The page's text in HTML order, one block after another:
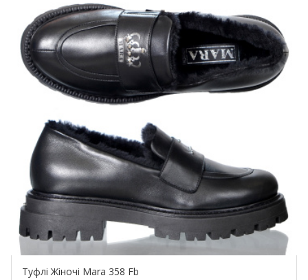
Туфлі Жіночі Mara 358 Fb